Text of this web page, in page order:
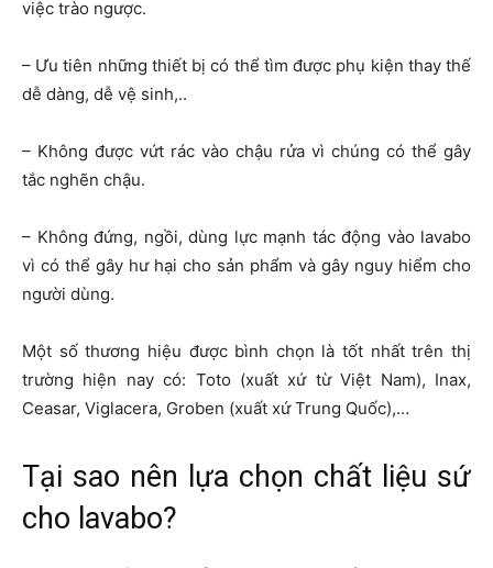
việc trào ngược.
– Ưu tiên những thiết bị có thể tìm được phụ kiện thay thế
dễ dàng, dễ vệ sinh,..
– Không được vứt rác vào chậu rửa vì chúng có thể gây
tắc nghẽn chậu.
– Không đứng, ngồi, dùng lực mạnh tác động vào lavabo
vì có thể gây hư hại cho sản phẩm và gây nguy hiểm cho
người dùng.
Một số thương hiệu được bình chọn là tốt nhất trên thị
trường hiện nay có: Toto (xuất xứ từ Việt Nam), Inax,
Ceasar, Viglacera, Groben (xuất xứ Trung Quốc),…
Tại sao nên lựa chọn chất liệu sứ
cho lavabo?